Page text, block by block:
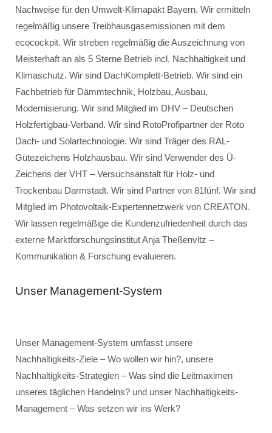
Nachweise für den Umwelt-Klimapakt Bayern. Wir ermitteln
regelmäßig unsere Treibhausgasemissionen mit dem
ecocockpit. Wir streben regelmäßig die Auszeichnung von
Meisterhaft an als 5 Sterne Betrieb incl. Nachhaltigkeit und
Klimaschutz. Wir sind DachKomplett-Betrieb. Wir sind ein
Fachbetrieb für Dämmtechnik, Holzbau, Ausbau,
Modernisierung. Wir sind Mitglied im DHV – Deutschen
Holzfertigbau-Verband. Wir sind RotoProfipartner der Roto
Dach- und Solartechnologie. Wir sind Träger des RAL-
Gütezeichens Holzhausbau. Wir sind Verwender des Ü-
Zeichens der VHT – Versuchsanstalt für Holz- und
Trockenbau Darmstadt. Wir sind Partner von 81fünf. Wir sind
Mitglied im Photovoltaik-Expertennetzwerk von CREATON.
Wir lassen regelmäßige die Kundenzufriedenheit durch das
externe Marktforschungsinstitut Anja Theßenvitz –
Kommunikation & Forschung evaluieren.
Unser Management-System
Unser Management-System umfasst unsere
Nachhaltigkeits-Ziele – Wo wollen wir hin?, unsere
Nachhaltigkeits-Strategien – Was sind die Leitmaximen
unseres täglichen Handelns? und unser Nachhaltigkeits-
Management – Was setzen wir ins Werk?